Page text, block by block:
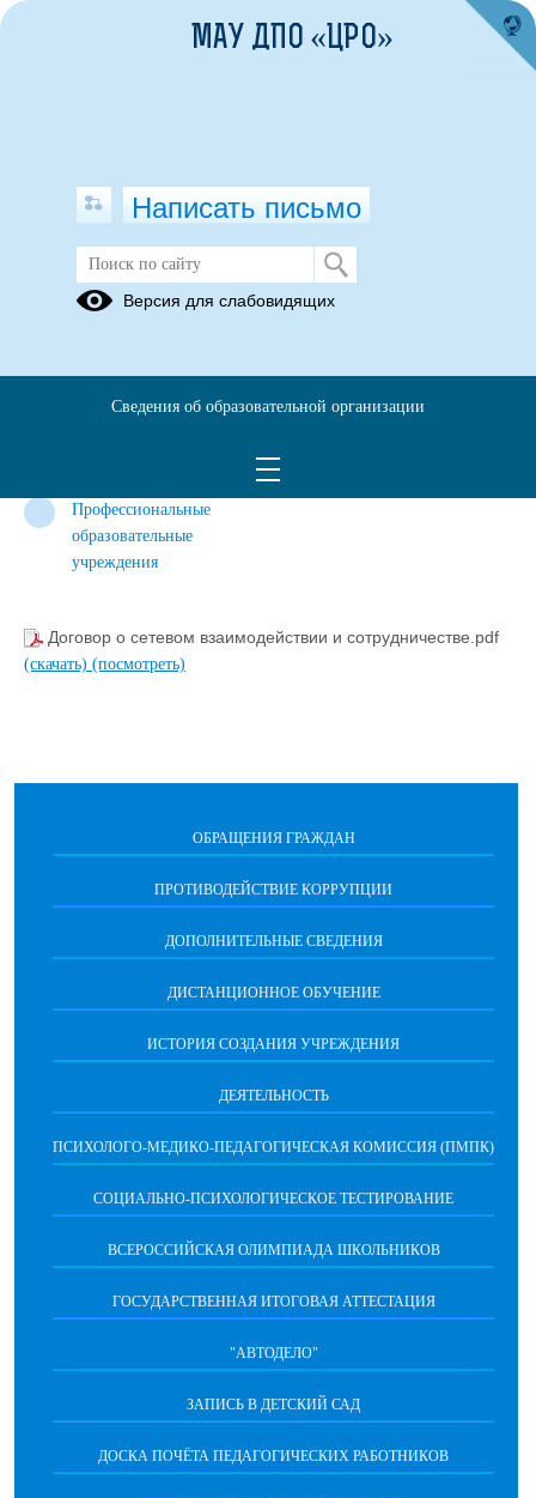
Сетевое взаимодействие
учреждения
дополнительного
Профессиональные
образовательные
учреждения
Договор о сетевом взаимодействии и сотрудничестве.pdf
(скачать) (посмотреть)
ОБРАЩЕНИЯ ГРАЖДАН
ПРОТИВОДЕЙСТВИЕ КОРРУПЦИИ
ДОПОЛНИТЕЛЬНЫЕ СВЕДЕНИЯ
ДИСТАНЦИОННОЕ ОБУЧЕНИЕ
ИСТОРИЯ СОЗДАНИЯ УЧРЕЖДЕНИЯ
ДЕЯТЕЛЬНОСТЬ
ПСИХОЛОГО-МЕДИКО-ПЕДАГОГИЧЕСКАЯ КОМИССИЯ (ПМПК)
СОЦИАЛЬНО-ПСИХОЛОГИЧЕСКОЕ ТЕСТИРОВАНИЕ
ВСЕРОССИЙСКАЯ ОЛИМПИАДА ШКОЛЬНИКОВ
ГОСУДАРСТВЕННАЯ ИТОГОВАЯ АТТЕСТАЦИЯ
"АВТОДЕЛО"
ЗАПИСЬ В ДЕТСКИЙ САД
ДОСКА ПОЧЁТА ПЕДАГОГИЧЕСКИХ РАБОТНИКОВ
МАУ ДПО «ЦРО»
Написать письмо
Версия для слабовидящих
Сведения об образовательной организации